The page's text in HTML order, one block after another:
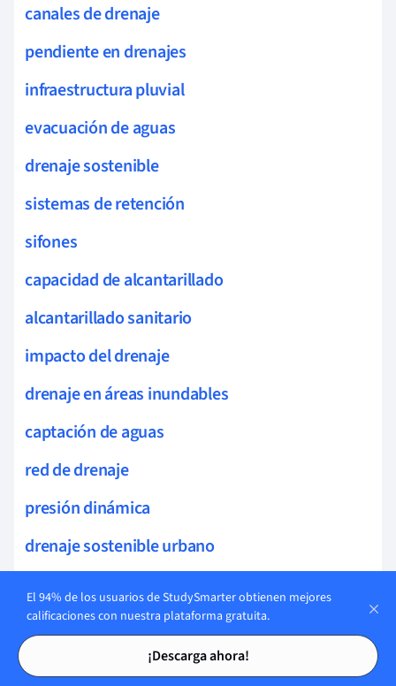
Tarjetas de estudio
Tarjetas de estudio
canales de drenaje
pendiente en drenajes
infraestructura pluvial
evacuación de aguas
drenaje sostenible
sistemas de retención
sifones
capacidad de alcantarillado
alcantarillado sanitario
impacto del drenaje
drenaje en áreas inundables
captación de aguas
red de drenaje
presión dinámica
drenaje sostenible urbano
presión estática
resistencia al flujo
El 94% de los usuarios de StudySmarter obtienen mejores
calificaciones con nuestra plataforma gratuita.
¡Descarga ahora!